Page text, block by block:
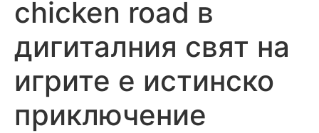
chicken road в
дигиталния свят на
игрите е истинско
приключение